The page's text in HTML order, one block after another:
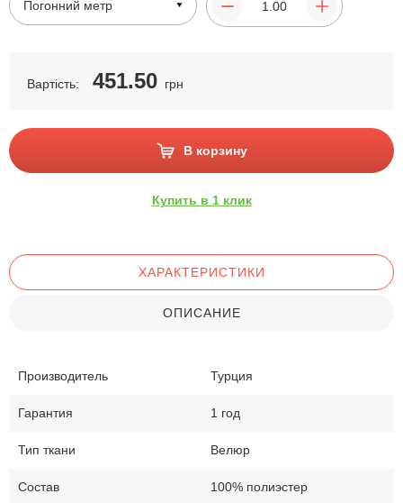
Вартість: 451.50 грн
В корзину
Купить в 1 клик
ХАРАКТЕРИСТИКИ
ОПИСАНИЕ
Производитель Турция
Гарантия 1 год
Тип ткани Велюр
Состав 100% полиэстер